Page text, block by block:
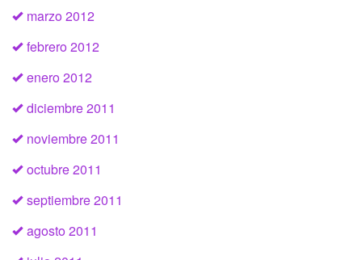
marzo 2012
febrero 2012
enero 2012
diciembre 2011
noviembre 2011
octubre 2011
septiembre 2011
agosto 2011